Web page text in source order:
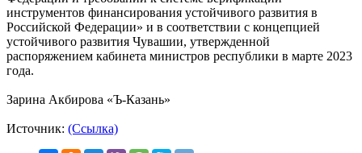
инструментов финансирования устойчивого развития в
Российской Федерации» и в соответствии с концепцией
устойчивого развития Чувашии, утвержденной
распоряжением кабинета министров республики в марте 2023
года.
Зарина Акбирова «Ъ-Казань»
Источник: (Ссылка)